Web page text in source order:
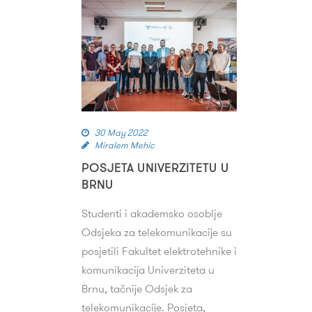
30 May 2022
Miralem Mehic
POSJETA UNIVERZITETU U
BRNU
Studenti i akademsko osoblje
Odsjeka za telekomunikacije su
posjetili Fakultet elektrotehnike i
komunikacija Univerziteta u
Brnu, tačnije Odsjek za
telekomunikacije. Posjeta,